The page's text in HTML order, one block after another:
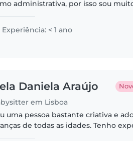
administrativa, por isso sou
faço. Gosto muito..
Experiência: < 1 ano
Daniela Araújo
em Lisboa
uma pessoa bastante criativa e
de todas as idades. Tenho